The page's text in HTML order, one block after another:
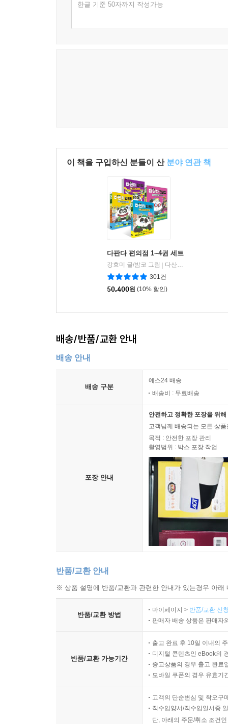
한글 기준 50자까지 작성가능
이 책을 구입하신 분들이 산 분야 연관 책
다판다 편의점 1~4권 세트
강효미 글/밤코 그림
다산어린이
301건
50,400원 (10% 할인)
배송/반품/교환 안내
배송 안내
배송 구분
예스24 배송
배송비 : 무료배송
포장 안내
안전하고 정확한 포장을 위
고객님께 배송되는 모든 상
목적 : 안전한 포장 관리
촬영범위 : 박스 포장 작업
반품/교환 안내
※ 상품 설명에 반품/교환과 관련한 안내가 있는경우 아
반품/교환 방법
마이페이지 > 반품/교환 신
판매자 배송 상품은 판매자
반품/교환 가능기간
출고 완료 후 10일 이내의
디지털 콘텐츠인 eBook의
중고상품의 경우 출고 완료
모바일 쿠폰의 경우 유효기
고객의 단순변심 및 착오구
직수입양서/직수입일서중
단, 아래의 주문/취소 조건